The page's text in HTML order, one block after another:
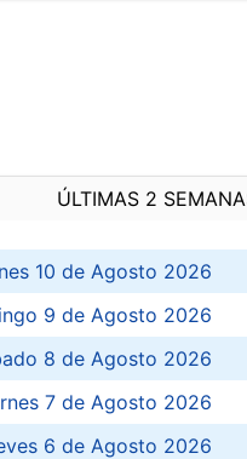
ÚLTIMAS 2
10 de Agosto 2026
9 de Agosto 2026
8 de Agosto 2026
7 de Agosto 2026
6 de Agosto 2026